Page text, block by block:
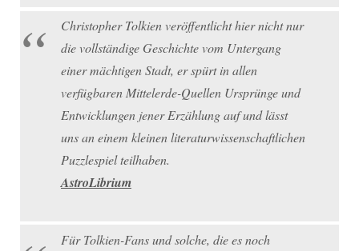
Christopher Tolkien veröffentlicht hier nicht nur
die vollständige Geschichte vom Untergang
einer mächtigen Stadt, er spürt in allen
verfügbaren Mittelerde-Quellen Ursprünge und
Entwicklungen jener Erzählung auf und lässt
uns an einem kleinen literaturwissenschaftlichen
Puzzlespiel teilhaben.
AstroLibrium
Für Tolkien-Fans und solche, die es noch